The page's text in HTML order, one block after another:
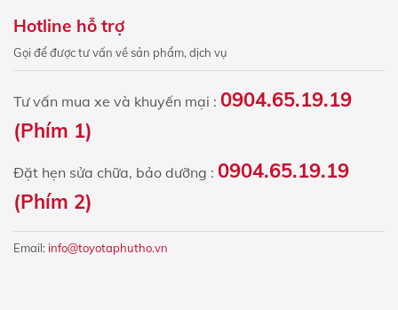
Hotline hỗ trợ
Gọi để được tư vấn về sản phẩm, dịch vụ
Tư vấn mua xe và khuyến mại : 0904.65.19.19
(Phím 1)
Đặt hẹn sửa chữa, bảo dưỡng : 0904.65.19.19
(Phím 2)
Email: info@toyotaphutho.vn